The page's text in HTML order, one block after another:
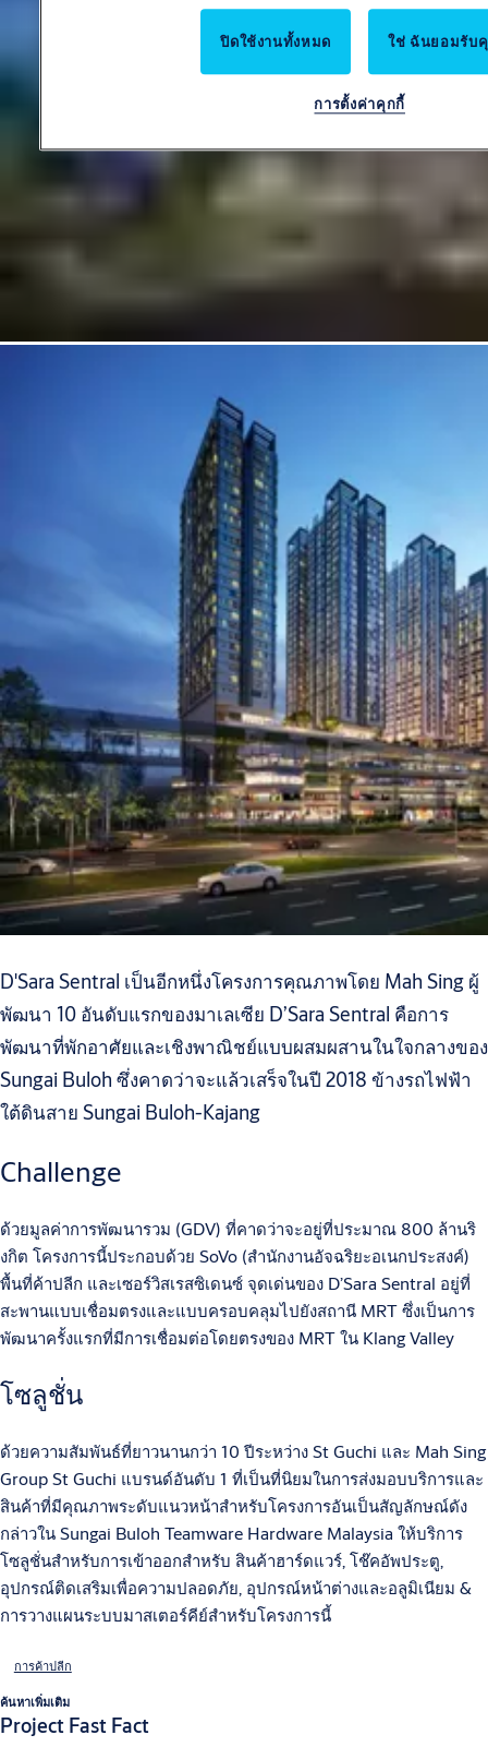
D'Sara Sentral เป็นอีกหนึ่งโครงการคุณภาพโดย Mah Sing ผู้
พัฒนา 10 อันดับแรกของมาเลเซีย D’Sara Sentral คือการ
พัฒนาที่พักอาศัยและเชิงพาณิชย์แบบผสมผสานในใจกลางของ
Sungai Buloh ซึ่งคาดว่าจะแล้วเสร็จในปี 2018 ข้างรถไฟฟ้า
ใต้ดินสาย Sungai Buloh-Kajang
Challenge
ด้วยมูลค่าการพัฒนารวม (GDV) ที่คาดว่าจะอยู่ที่ประมาณ 800 ล้านริ
งกิต โครงการนี้ประกอบด้วย SoVo (สำนักงานอัจฉริยะอเนกประสงค์)
พื้นที่ค้าปลีก และเซอร์วิสเรสซิเดนซ์ จุดเด่นของ D’Sara Sentral อยู่ที่
สะพานแบบเชื่อมตรงและแบบครอบคลุมไปยังสถานี MRT ซึ่งเป็นการ
พัฒนาครั้งแรกที่มีการเชื่อมต่อโดยตรงของ MRT ใน Klang Valley
โซลูชั่น
ด้วยความสัมพันธ์ที่ยาวนานกว่า 10 ปีระหว่าง St Guchi และ Mah Sing
Group St Guchi แบรนด์อันดับ 1 ที่เป็นที่นิยมในการส่งมอบบริการและ
สินค้าที่มีคุณภาพระดับแนวหน้าสำหรับโครงการอันเป็นสัญลักษณ์ดัง
กล่าวใน Sungai Buloh Teamware Hardware Malaysia ให้บริการ
โซลูชั่นสำหรับการเข้าออกสำหรับ สินค้าฮาร์ดแวร์, โช๊คอัพประตู,
อุปกรณ์ติดเสริมเพื่อความปลอดภัย, อุปกรณ์หน้าต่างและอลูมิเนียม &
การวางแผนระบบมาสเตอร์คีย์สำหรับโครงการนี้
การค้าปลีก
ค้นหาเพิ่มเติม
Project Fast Fact
ปิดใช้งานทั้งหมด ใช่ ฉันยอมรับ
การตั้งค่าคุกกี้